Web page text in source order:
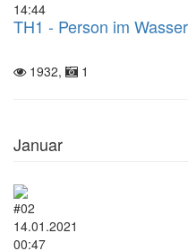
14:44
TH1 - Person im
1932, 1
Januar
#02
14.01.2021
00:47